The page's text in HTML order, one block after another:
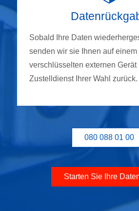
Sobald Ihre Daten
senden wir sie Ihnen auf einem
verschlüsselten externen Gerät
Zustelldienst Ihrer Wahl zurück.
080 088 01 00
Starten Sie Ihre